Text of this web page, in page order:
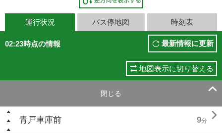
運行状況 バス停地図 時刻表
02:23時点の情報 最新情報に更新
地図表示に切り替える
閉じる 
青戸車庫前 9分 